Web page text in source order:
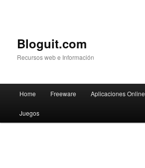
Bloguit.com
Recursos web e Información
Skip
to
Home Freeware Aplicaciones Online
Juegos